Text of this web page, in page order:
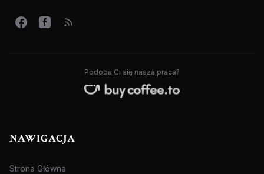
Podoba Ci się nasza praca?
NAWIGACJA
Strona Główna